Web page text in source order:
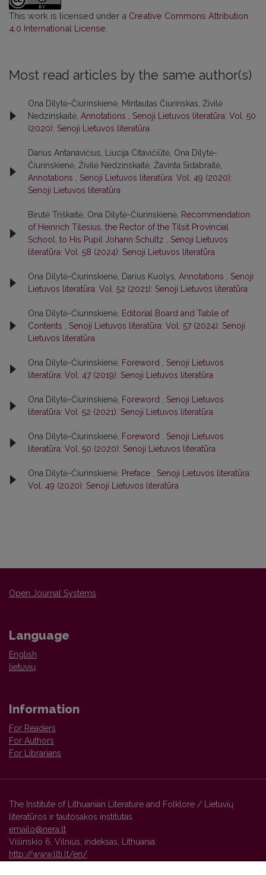
This work is licensed under a Creative Commons Attribution
4.0 International License
Most read articles by the same author(s)
Ona Dilytė-Čiurinskienė, Mintautas Čiurinskas, Živilė
Nedzinskaitė, Annotations
Senoji Lietuvos literatūra: Vol. 50
(2020): Senoji Lietuvos literatūra
Darius Antanavičius, Liucija Citavičiūtė, Ona Dilytė-
Čiurinskienė, Živilė Nedzinskaitė, Žavinta Sidabraitė,
Annotations
Senoji Lietuvos literatūra: Vol. 49 (2020):
Senoji Lietuvos literatūra
Birutė Triškaitė, Ona Dilytė-Čiurinskienė, Recommendation
of Heinrich Tilesius, the Rector of the Tilsit Provincial
School, to His Pupil Johann Schultz
Senoji Lietuvos
literatūra: Vol. 58 (2024): Senoji Lietuvos literatūra
Ona Dilytė-Čiurinskienė, Darius Kuolys, Annotations
Senoji
Lietuvos literatūra: Vol. 52 (2021): Senoji Lietuvos literatūra
Ona Dilytė-Čiurinskienė, Editorial Board and Table of
Contents
Senoji Lietuvos literatūra: Vol. 57 (2024): Senoji
Lietuvos literatūra
Ona Dilytė-Čiurinskienė, Foreword
Senoji Lietuvos
literatūra: Vol. 47 (2019): Senoji Lietuvos literatūra
Ona Dilytė-Čiurinskienė, Foreword
Senoji Lietuvos
literatūra: Vol. 52 (2021): Senoji Lietuvos literatūra
Ona Dilytė-Čiurinskienė, Foreword
Senoji Lietuvos
literatūra: Vol. 50 (2020): Senoji Lietuvos literatūra
Ona Dilytė-Čiurinskienė, Preface
Senoji Lietuvos literatūra:
Vol. 49 (2020): Senoji Lietuvos literatūra
Open Journal Systems
Language
English
lietuvių
Information
For Readers
For Authors
For Librarians
The Institute of Lithuanian Literature and Folklore / Lietuvių
literatūros ir tautosakos institutas
emailo@nera.lt
Višinskio 6, Vilnius, indeksas, Lithuania
http://www.llti.lt/en/